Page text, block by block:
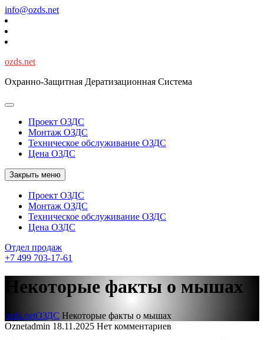
Перейти
к
содержимому
info@ozds.net
ozds.net
Охранно-Защитная Дератизационная Система
Проект ОЗДС
Монтаж ОЗДС
Техническое обслуживание ОЗДС
Цена ОЗДС
Закрыть меню
Проект ОЗДС
Монтаж ОЗДС
Техническое обслуживание ОЗДС
Цена ОЗДС
Отдел продаж
+7 499 703-17-61
Некоторые факты о мышах
ozds.netОЗДС Некоторые факты о мышах
Oznetadmin 18.11.2025 Нет комментариев